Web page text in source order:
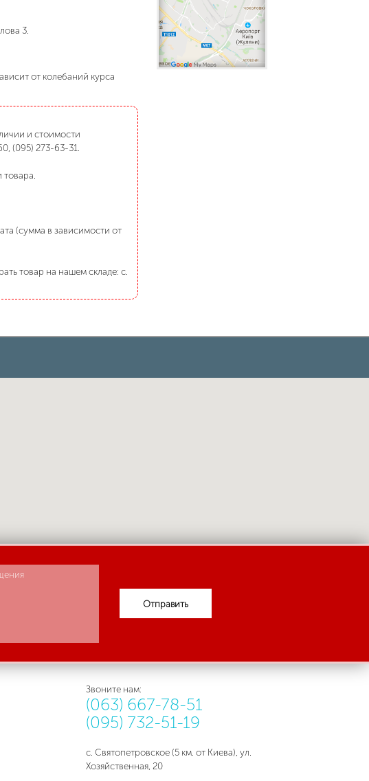
3.
от колебаний курса
и стоимости
(095) 273-63-31.
(сумма в зависимости от
товар на нашем складе: с.
Отправить
Звоните нам:
(063) 667-78-51
(095) 732-51-19
с. Святопетровское (5 км. от Киева), ул.
Хозяйственная, 20